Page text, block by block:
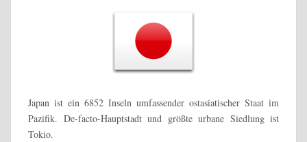
Japan ist ein 6852 Inseln umfassender ostasiatischer Staat im
Pazifik. De-facto-Hauptstadt und größte urbane Siedlung ist
Tokio.